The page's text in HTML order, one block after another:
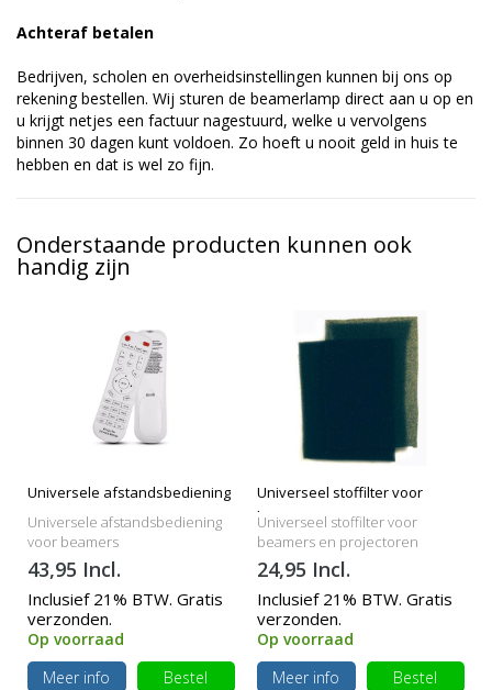
Achteraf betalen
Bedrijven, scholen en overheidsinstellingen kunnen bij ons op
rekening bestellen. Wij sturen de beamerlamp direct aan u op en
u krijgt netjes een factuur nagestuurd, welke u vervolgens
binnen 30 dagen kunt voldoen. Zo hoeft u nooit geld in huis te
hebben en dat is wel zo fijn.
Onderstaande producten kunnen ook
handig zijn
Universele afstandsbediening
Universele afstandsbediening
voor beamers
43,95 Incl.
Inclusief 21% BTW. Gratis
verzonden.
Op voorraad
Meer info
Bestel
Universeel stoffilter voor
beamers
Universeel stoffilter voor
beamers en projectoren
24,95 Incl.
Inclusief 21% BTW. Gratis
verzonden.
Op voorraad
Meer info
Bestel